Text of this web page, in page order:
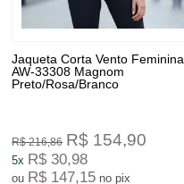
Jaqueta Corta Vento Feminina
AW-33308 Magnom
Preto/Rosa/Branco
R$ 216,86 R$ 154,90
5x R$ 30,98
ou R$ 147,15 no pix